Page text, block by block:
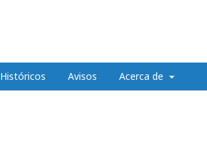
Históricos Avisos Acerca de